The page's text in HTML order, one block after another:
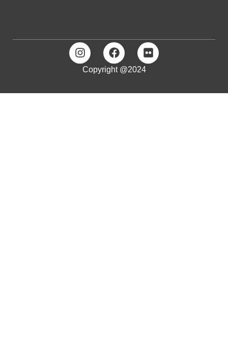
Copyright @2024